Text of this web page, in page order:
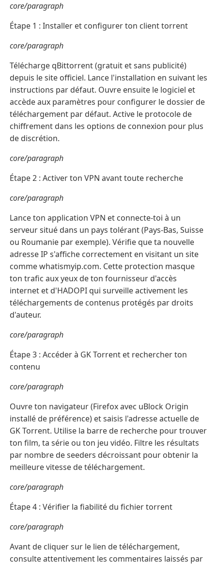
core/paragraph
Étape 1 : Installer et configurer ton client torrent
core/paragraph
Télécharge qBittorrent (gratuit et sans publicité)
depuis le site officiel. Lance l'installation en suivant les
instructions par défaut. Ouvre ensuite le logiciel et
accède aux paramètres pour configurer le dossier de
téléchargement par défaut. Active le protocole de
chiffrement dans les options de connexion pour plus
de discrétion.
core/paragraph
Étape 2 : Activer ton VPN avant toute recherche
core/paragraph
Lance ton application VPN et connecte-toi à un
serveur situé dans un pays tolérant (Pays-Bas, Suisse
ou Roumanie par exemple). Vérifie que ta nouvelle
adresse IP s'affiche correctement en visitant un site
comme whatismyip.com. Cette protection masque
ton trafic aux yeux de ton fournisseur d'accès
internet et d'HADOPI qui surveille activement les
téléchargements de contenus protégés par droits
d'auteur.
core/paragraph
Étape 3 : Accéder à GK Torrent et rechercher ton
contenu
core/paragraph
Ouvre ton navigateur (Firefox avec uBlock Origin
installé de préférence) et saisis l'adresse actuelle de
GK Torrent. Utilise la barre de recherche pour trouver
ton film, ta série ou ton jeu vidéo. Filtre les résultats
par nombre de seeders décroissant pour obtenir la
meilleure vitesse de téléchargement.
core/paragraph
Étape 4 : Vérifier la fiabilité du fichier torrent
core/paragraph
Avant de cliquer sur le lien de téléchargement,
consulte attentivement les commentaires laissés par